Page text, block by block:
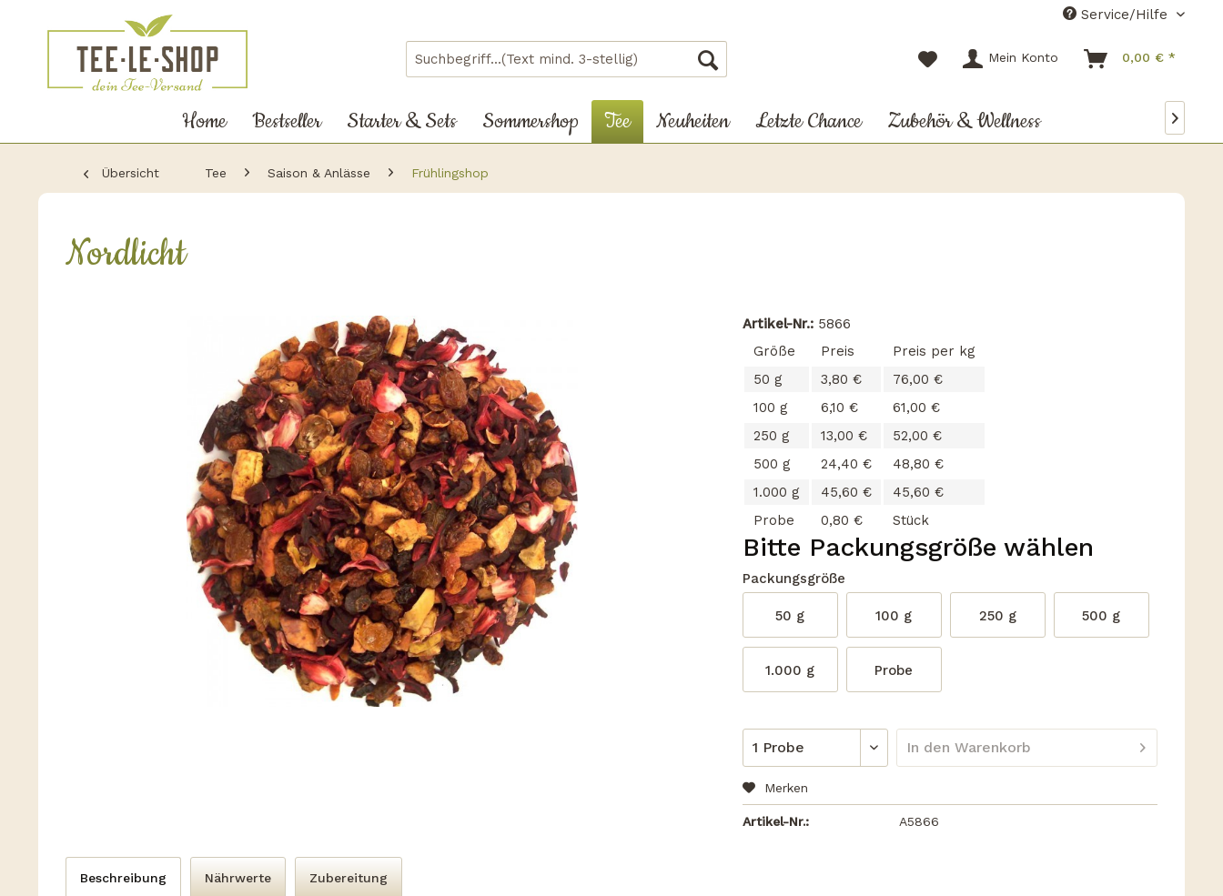
Service/Hilfe
Mein Konto 0,00 € *
Home Bestseller Starter & Sets Sommershop Tee Neuheiten Letzte Chance Zubehör & Wellness 
Übersicht Tee Saison & Anlässe Frühlingshop
Nordlicht
Artikel-Nr.: 5866
Größe
Preis
Preis per kg
50 g
3,80 €
76,00 €
100 g
6,10 €
61,00 €
250 g
13,00 €
52,00 €
500 g
24,40 €
48,80 €
1.000 g
45,60 €
45,60 €
Probe
0,80 € Stück
Bitte Packungsgröße wählen
Packungsgröße
50 g 100 g 250 g 500 g
1.000 g Probe
In den Warenkorb
Merken
Artikel-Nr.: A5866
Beschreibung Nährwerte Zubereitung